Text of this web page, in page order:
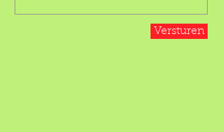
Versturen